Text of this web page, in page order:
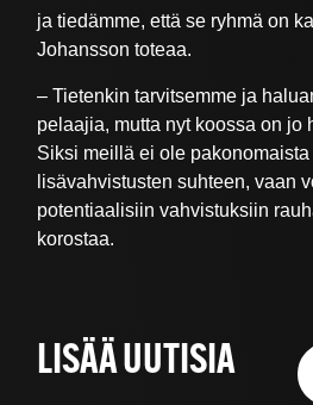
ja tiedämme, että se ryhmä on
Johansson toteaa.
– Tietenkin tarvitsemme ja
pelaajia, mutta nyt koossa on jo
Siksi meillä ei ole
lisävahvistusten suhteen, vaan
potentiaalisiin vahvistuksiin
korostaa.
LISÄÄ UUTISIA